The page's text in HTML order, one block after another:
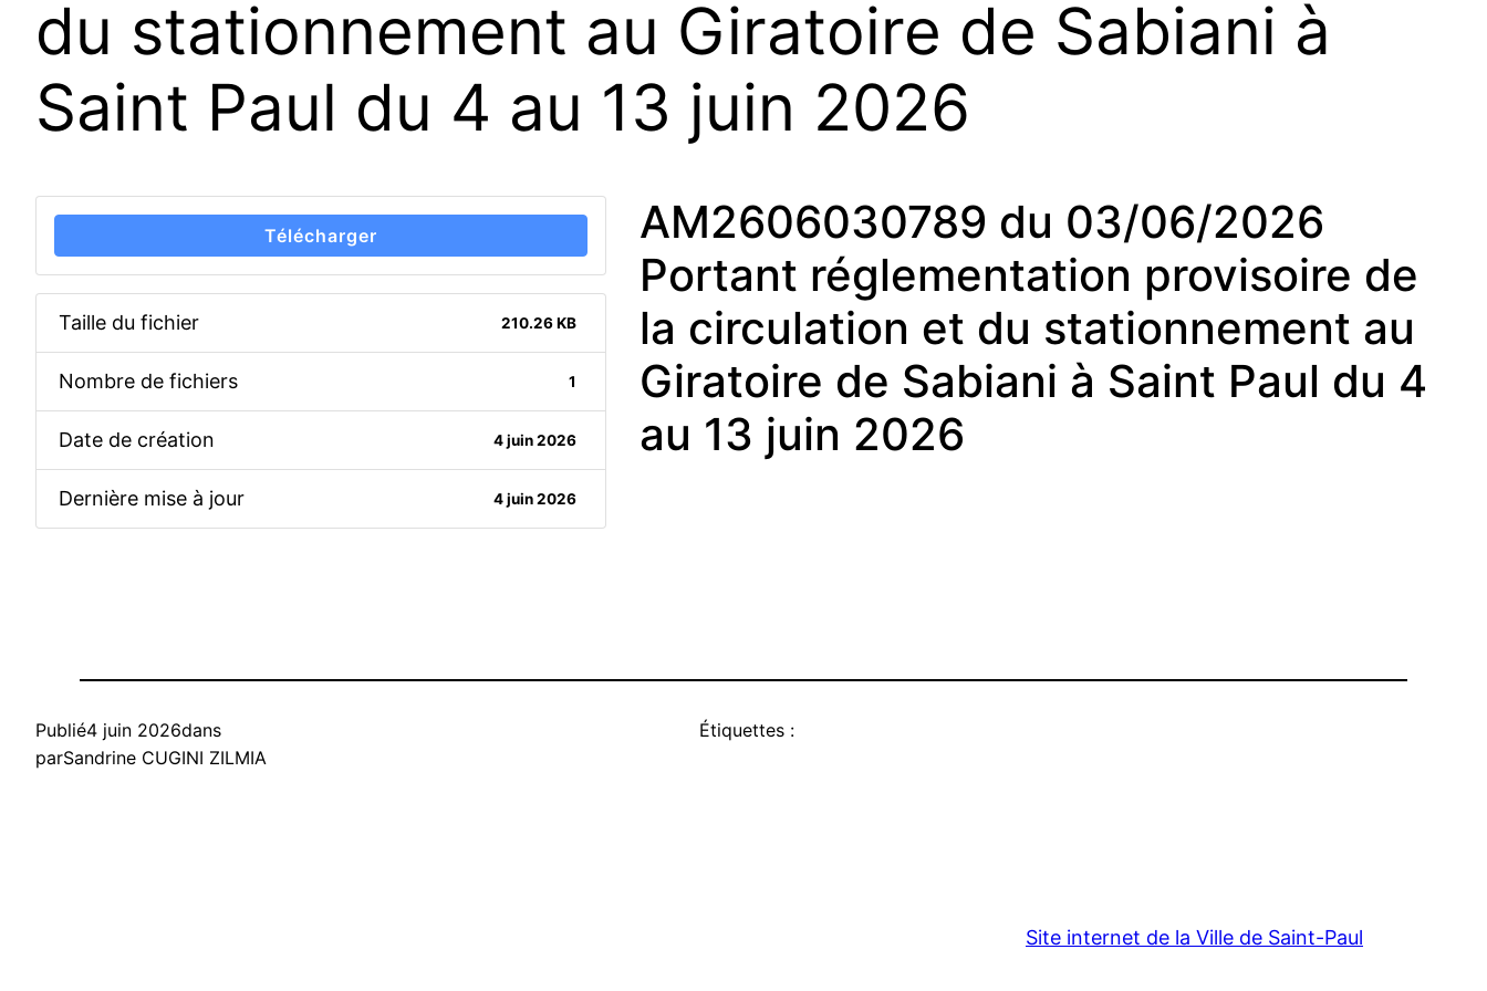
du stationnement au Giratoire de Sabiani à
Saint Paul du 4 au 13 juin 2026
Télécharger
Taille du fichier 210.26 KB
Nombre de fichiers 1
Date de création 4 juin 2026
Dernière mise à jour 4 juin 2026
AM2606030789 du 03/06/2026
Portant réglementation provisoire de
la circulation et du stationnement au
Giratoire de Sabiani à Saint Paul du 4
au 13 juin 2026
Publié4 juin 2026dans
parSandrine CUGINI ZILMIA
Étiquettes :
Site internet de la Ville de Saint-Paul